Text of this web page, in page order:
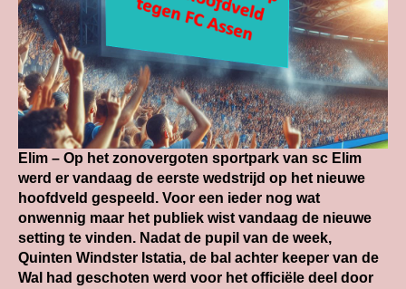
Elim – Op het zonovergoten sportpark van sc Elim
werd er vandaag de eerste wedstrijd op het nieuwe
hoofdveld gespeeld. Voor een ieder nog wat
onwennig maar het publiek wist vandaag de nieuwe
setting te vinden. Nadat de pupil van de week,
Quinten Windster Istatia, de bal achter keeper van de
Wal had geschoten werd voor het officiële deel door